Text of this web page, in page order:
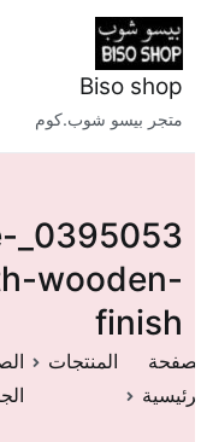
Biso shop
متجر بيسو شوب.كوم
wooden-
finish
المنتجات